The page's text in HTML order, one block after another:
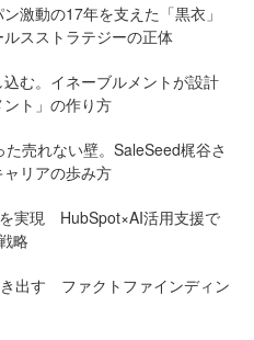
激動の17年を支えた「黒衣」
スストラテジーの正体
む。イネーブルメントが設計
ト」の作り方
売れない壁。SaleSeed梶谷さ
リアの歩み方
実現 HubSpot×AI活用支援で
略
出す ファクトファインディン